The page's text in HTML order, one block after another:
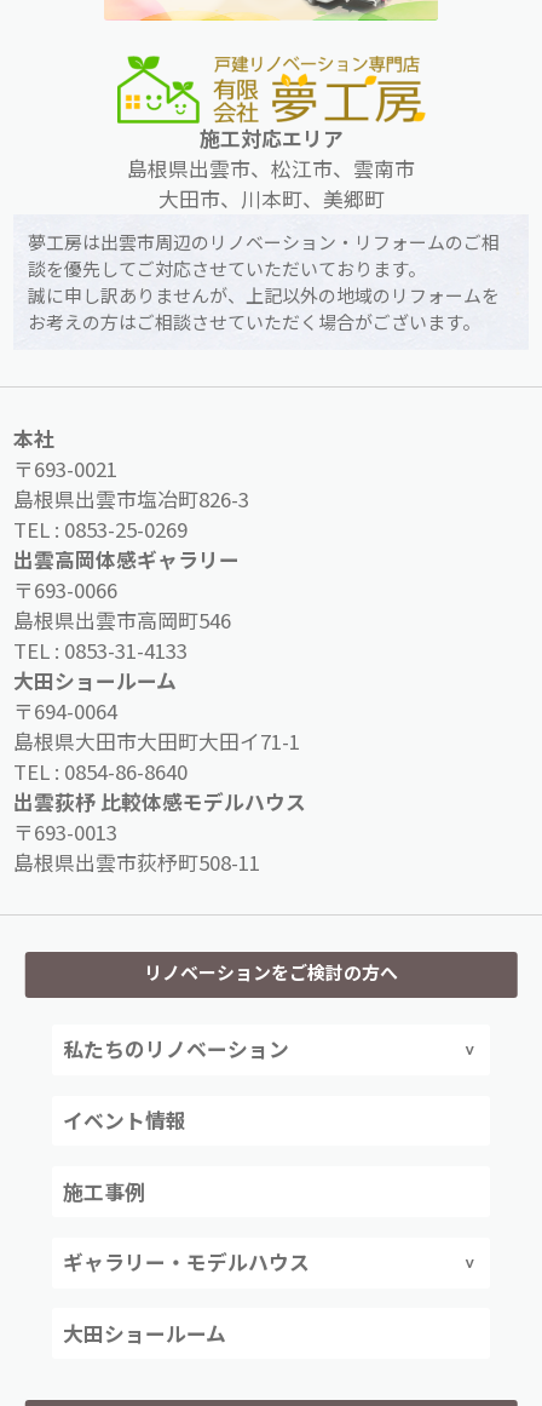
施工対応エリア
島根県出雲市、松江市、雲南市
大田市、川本町、美郷町
夢工房は出雲市周辺のリノベーション・リフォームのご相
談を優先してご対応させていただいております。
誠に申し訳ありませんが、上記以外の地域のリフォームを
お考えの方はご相談させていただく場合がございます。
本社
〒693-0021
島根県出雲市塩冶町826-3
TEL : 0853-25-0269
出雲高岡体感ギャラリー
〒693-0066
島根県出雲市高岡町546
TEL : 0853-31-4133
大田ショールーム
〒694-0064
島根県大田市大田町大田イ71-1
TEL : 0854-86-8640
出雲荻杼 比較体感モデルハウス
〒693-0013
島根県出雲市荻杼町508-11
リノベーションをご検討の方へ
私たちのリノベーション
イベント情報
施工事例
ギャラリー・モデルハウス
大田ショールーム